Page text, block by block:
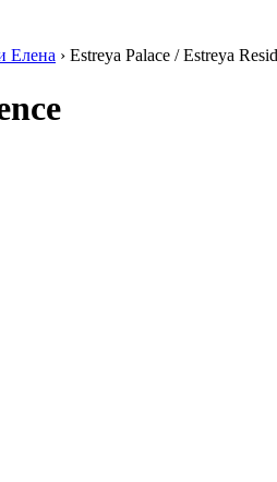
Елена › Estreya Palace / Estreya